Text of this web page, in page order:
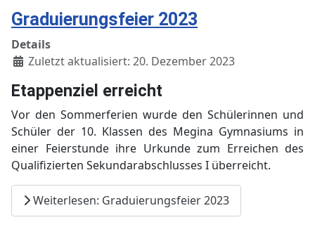
Graduierungsfeier 2023
Details
Zuletzt aktualisiert: 20. Dezember 2023
Etappenziel erreicht
Vor den Sommerferien wurde den Schülerinnen und
Schüler der 10. Klassen des Megina Gymnasiums in
einer Feierstunde ihre Urkunde zum Erreichen des
Qualifizierten Sekundarabschlusses I überreicht.
Weiterlesen: Graduierungsfeier 2023